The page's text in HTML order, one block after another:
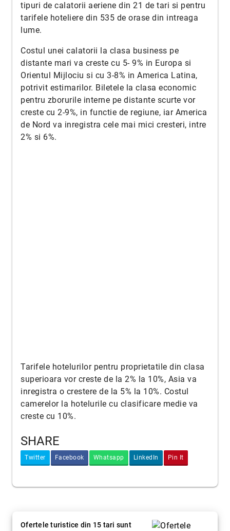
tipuri de calatorii aeriene din 21 de tari si pentru
tarifele hoteliere din 535 de orase din intreaga
lume.
Costul unei calatorii la clasa business pe
distante mari va creste cu 5- 9% in Europa si
Orientul Mijlociu si cu 3-8% in America Latina,
potrivit estimarilor. Biletele la clasa economic
pentru zborurile interne pe distante scurte vor
creste cu 2-9%, in functie de regiune, iar America
de Nord va inregistra cele mai mici cresteri, intre
2% si 6%.
Tarifele hotelurilor pentru proprietatile din clasa
superioara vor creste de la 2% la 10%, Asia va
inregistra o crestere de la 5% la 10%. Costul
camerelor la hotelurile cu clasificare medie va
creste cu 10%.
SHARE
Twitter Facebook Whatsapp LinkedIn Pin It
Ofertele turistice din 15 tari sunt